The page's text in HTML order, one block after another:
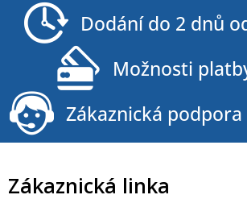
Zákaznická linka
Dodání do 2 dnů
Možnosti
Zákaznická podpora